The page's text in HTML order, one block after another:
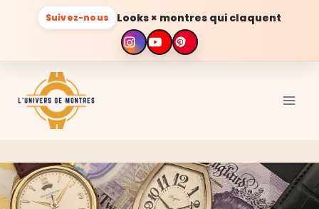
Suivez-nous Looks × montres qui claquent
contenu